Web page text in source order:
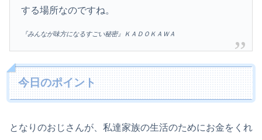
する場所なのですね。
『みんなが味方になるすごい秘密』ＫＡＤＯＫＡＷＡ
今日のポイント
となりのおじさんが、私達家族の生活のためにお金をくれ